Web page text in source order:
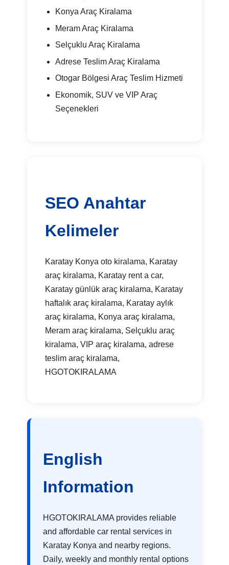
Konya Araç Kiralama
Meram Araç Kiralama
Selçuklu Araç Kiralama
Adrese Teslim Araç Kiralama
Otogar Bölgesi Araç Teslim Hizmeti
Ekonomik, SUV ve VIP Araç
Seçenekleri
SEO Anahtar
Kelimeler
Karatay Konya oto kiralama, Karatay
araç kiralama, Karatay rent a car,
Karatay günlük araç kiralama, Karatay
haftalık araç kiralama, Karatay aylık
araç kiralama, Konya araç kiralama,
Meram araç kiralama, Selçuklu araç
kiralama, VIP araç kiralama, adrese
teslim araç kiralama,
HGOTOKIRALAMA
English
Information
HGOTOKIRALAMA provides reliable
and affordable car rental services in
Karatay Konya and nearby regions.
Daily, weekly and monthly rental options